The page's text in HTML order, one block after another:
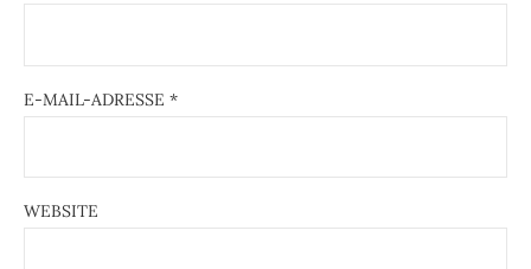
E-MAIL-ADRESSE *
WEBSITE